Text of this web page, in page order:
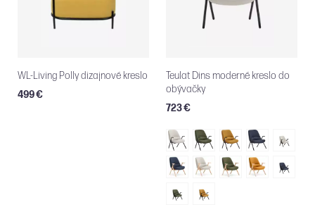
WL-Living Polly dizajnové kreslo
499 €
Teulat Dins moderné kreslo do
obývačky
723 €